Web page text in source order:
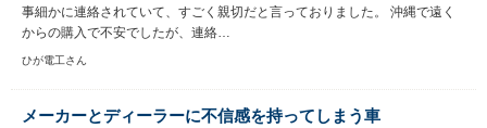
事細かに連絡されていて、すごく親切だと言っておりました。 沖縄で遠く
からの購入で不安でしたが、連絡…
ひが電工さん
メーカーとディーラーに不信感を持ってしまう車